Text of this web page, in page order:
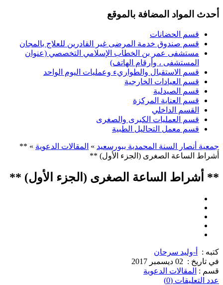
أحدث المواد المضافة بالموقع
قسم الحضانات
قسم صندوق خدمة المرضى غير القادرين للعلاج بالمجان
مستشفى عمر بن الخطاب الإسلامي التخصصي (عنوان
المستشفى ، وأرقام الهاتف)
قسم الاستقبال والطواريء وعمليات اليوم الواحد
قسم العيادات الخارجية
قسم الصيدلية
قسم العناية المركزة
القسم الداخلي
قسم العمليات الكبرى والصغرى
قسم معمل التحاليل الطبية
جمعية أنصار السنة المحمدية ببورسعيد » المقالات الدعوية » **
أشراط الساعة الصغرى (الجزء الأول) **
** أشراط الساعة الصغرى (الجزء الأول) **
كتبه :
أ-وليد سرحان
في تاريخ : 02 ديسمبر 2017
قسم : المقالات الدعوية
عدد التعليقات (0)